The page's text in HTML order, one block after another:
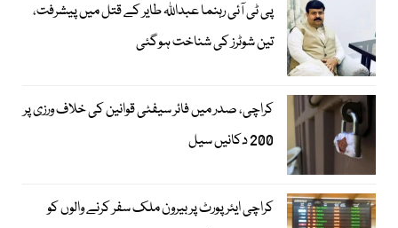
پی ٹی آئی رہنما عبداللہ طایر کے قتل میں پیشرفت،
تین شوٹرز کی شناخت ہوگئی
کراچی، صدر میں فائر سیفٹی قوانین کی خلاف ورزی پر
200 دکانیں سیل
کراچی ایئرپورٹ پر بیرون ملک سفر کرنے والوں کو